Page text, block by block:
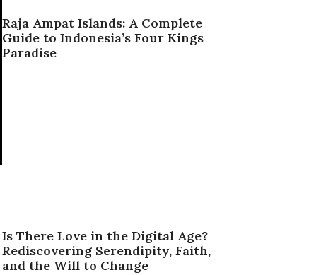
Raja Ampat Islands: A Complete
Guide to Indonesia’s Four Kings
Paradise
Is There Love in the Digital Age?
Rediscovering Serendipity, Faith,
and the Will to Change